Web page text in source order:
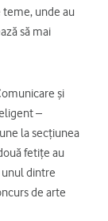
teme, unde au
să mai
și
–
la secțiunea
fetițe au
dintre
de arte